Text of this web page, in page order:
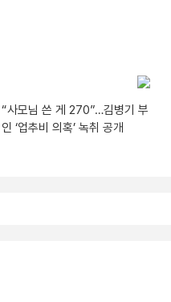
“사모님 쓴 게 270”…김병기 부
인 ‘업추비 의혹’ 녹취 공개